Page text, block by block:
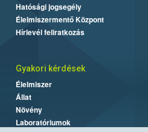
Hatósági jogsegély
Élelmiszermentő Központ
Hírlevél feliratkozás
Gyakori kérdések
Élelmiszer
Állat
Növény
Laboratóriumok